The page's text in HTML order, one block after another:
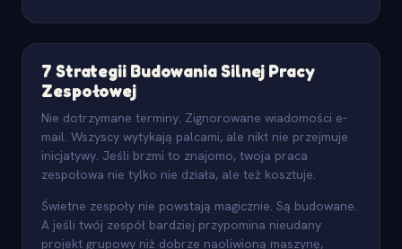
7 Strategii Budowania Silnej Pracy
Zespołowej
Nie dotrzymane terminy. Zignorowane wiadomości e-
mail. Wszyscy wytykają palcami, ale nikt nie przejmuje
inicjatywy. Jeśli brzmi to znajomo, twoja praca
zespołowa nie tylko nie działa, ale też kosztuje.
Świetne zespoły nie powstają magicznie. Są budowane.
A jeśli twój zespół bardziej przypomina nieudany
projekt grupowy niż dobrze naoliwioną maszynę,